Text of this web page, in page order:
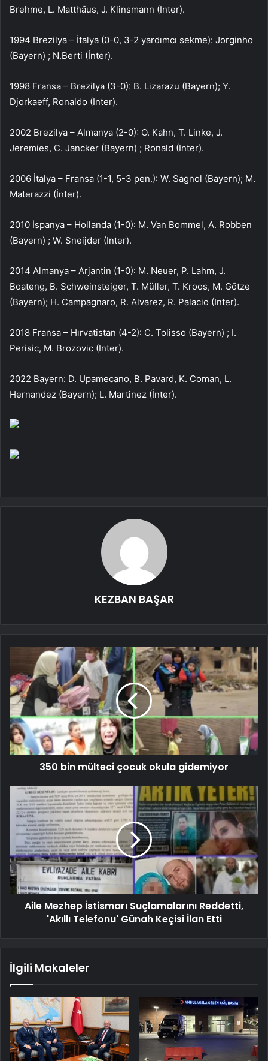
Brehme, L. Matthäus, J. Klinsmann (Inter).
1994 Brezilya – İtalya (0-0, 3-2 yardımcı sekme): Jorginho
(Bayern) ; N.Berti (İnter).
1998 Fransa – Brezilya (3-0): B. Lizarazu (Bayern); Y.
Djorkaeff, Ronaldo (Inter).
2002 Brezilya – Almanya (2-0): O. Kahn, T. Linke, J.
Jeremies, C. Jancker (Bayern) ; Ronald (Inter).
2006 İtalya – Fransa (1-1, 5-3 pen.): W. Sagnol (Bayern); M.
Materazzi (İnter).
2010 İspanya – Hollanda (1-0): M. Van Bommel, A. Robben
(Bayern) ; W. Sneijder (Inter).
2014 Almanya – Arjantin (1-0): M. Neuer, P. Lahm, J.
Boateng, B. Schweinsteiger, T. Müller, T. Kroos, M. Götze
(Bayern); H. Campagnaro, R. Alvarez, R. Palacio (Inter).
2018 Fransa – Hırvatistan (4-2): C. Tolisso (Bayern) ; I.
Perisic, M. Brozovic (Inter).
2022 Bayern: D. Upamecano, B. Pavard, K. Coman, L.
Hernandez (Bayern); L. Martinez (İnter).
KEZBAN BAŞAR
350 bin mülteci çocuk okula gidemiyor
Aile Mezhep İstismarı Suçlamalarını Reddetti,
'Akıllı Telefonu' Günah Keçisi İlan Etti
İlgili Makaleler